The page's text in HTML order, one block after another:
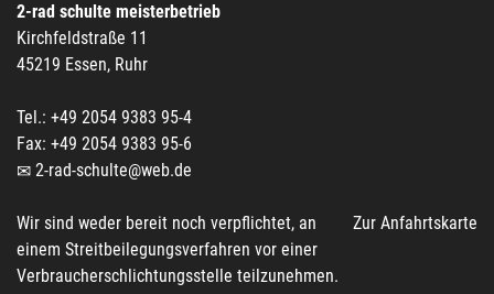
2-rad schulte meisterbetrieb
Kirchfeldstraße 11
45219 Essen, Ruhr
Tel.: +49 2054 9383 95-4
Fax: +49 2054 9383 95-6
2-rad-schulte@web.de
Zur Anfahrtskarte
Wir sind weder bereit noch verpflichtet, an
einem Streitbeilegungsverfahren vor einer
Verbraucherschlichtungsstelle teilzunehmen.